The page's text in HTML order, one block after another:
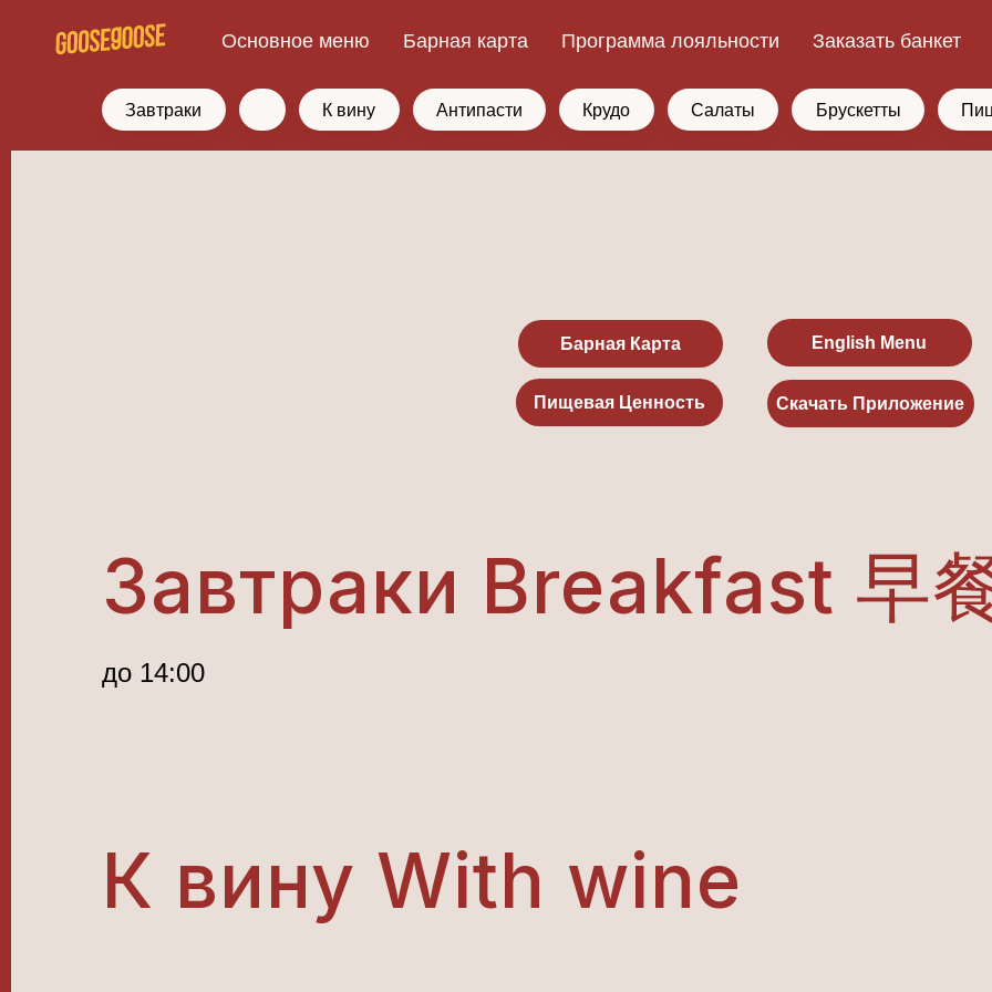
Основное меню Барная карта Программа лояльности Заказать банкет
Завтраки К вину Антипасти Крудо Салаты Брускетты
Пищевая Ценность Скачать Приложение
Барная Карта English Menu
Завтраки Breakfast 早
до 14:00
К вину With wine